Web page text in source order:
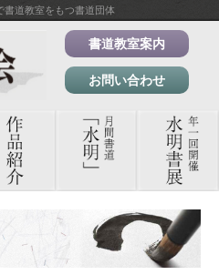
書道教室をもつ書道団体
書道教室案内
お問い合わせ